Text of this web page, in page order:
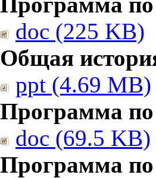
doc (225 KB)
Общая
ppt (4.69 MB)
Программа
doc (69.5 KB)
Программа